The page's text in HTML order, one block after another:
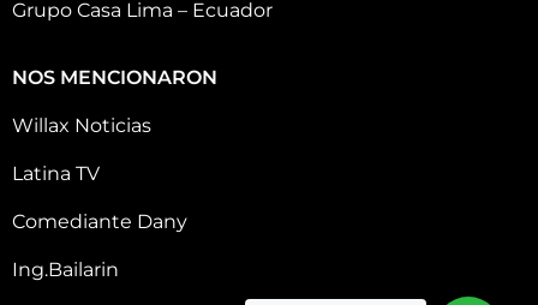
Grupo Casa Lima – Ecuador
NOS MENCIONARON
Willax Noticias
Latina TV
Comediante Dany
Ing.Bailarin